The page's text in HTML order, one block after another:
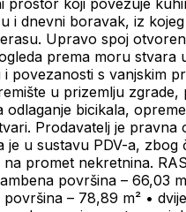
prostor koji povezuje
i dnevni boravak, iz
Upravo spoj
prema moru stvara
povezanosti s vanjskim
u prizemlju zgrade,
odlaganje bicikala,
Prodavatelj je pravna
je u sustavu PDV-a, zbog
promet nekretnina.
površina – 66,03
– 78,89 m² •